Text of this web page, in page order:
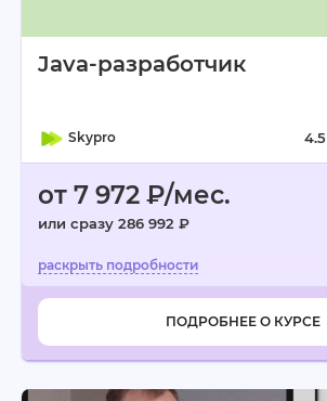
Java-разработчик
Skypro 4.5
от 7 972 ₽/мес.
или сразу 286 992 ₽
ПОДРОБНЕЕ О КУРСЕ